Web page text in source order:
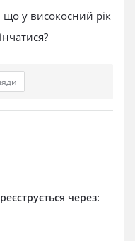
у високосний рік
через: